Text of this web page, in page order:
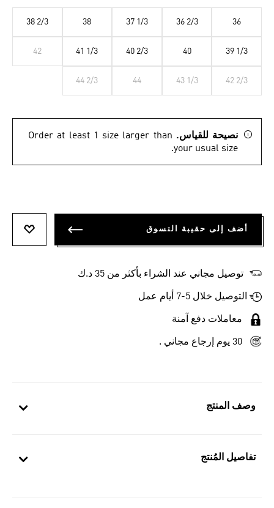
وصف المنتج
تفاصيل المُنتج
36
36 2/3
37 1/3
38
38 2/3
39 1/3
40
40 2/3
41 1/3
42
42 2/3
43 1/3
44
44 2/3
نصيحة للقياس. Order at least 1 size larger than
your usual size.
أضف إلى حقيبة التسوق
توصيل مجاني عند الشراء بأكثر من 35 د.ك
التوصيل خلال 5-7 أيام عمل
معاملات دفع آمنة